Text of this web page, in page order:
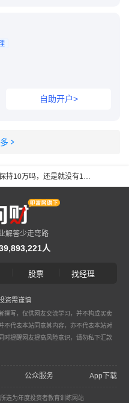
自助开户>
开通创业板后还需保持10万吗，还是就没有10万限制了
解答少走弯路
人
股票 找经理
资需谨慎
撰写，仅供网友交流学习，并不构成买卖
不代表本站同意其内容，亦不代表本站对
时提醒网友提高风险意识，请勿私下汇款
公众服务 App下载
选为年度投资者教育训练网站